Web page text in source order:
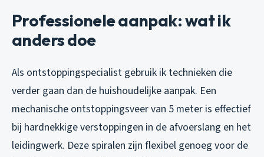
Professionele aanpak: wat ik
anders doe
Als ontstoppingspecialist gebruik ik technieken die
verder gaan dan de huishoudelijke aanpak. Een
mechanische ontstoppingsveer van 5 meter is effectief
bij hardnekkige verstoppingen in de afvoerslang en het
leidingwerk. Deze spiralen zijn flexibel genoeg voor de